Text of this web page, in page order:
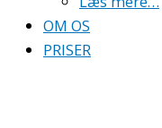
OM OS
PRISER